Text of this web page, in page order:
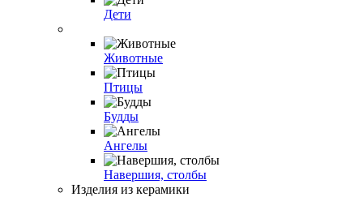
Дети
Животные
Птицы
Будды
Ангелы
Навершия, столбы
Изделия из керамики